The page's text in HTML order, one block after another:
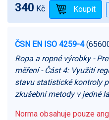
340 Kč
ČSN EN ISO 4259-4
Ropa a ropné výrobky -
měření - Část 4: Využití
stavu statistické kontroly
zkušební metody v jedné
Norma obsahuje pouze